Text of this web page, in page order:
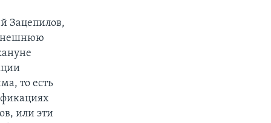
Зацепилов,
то есть
или эти